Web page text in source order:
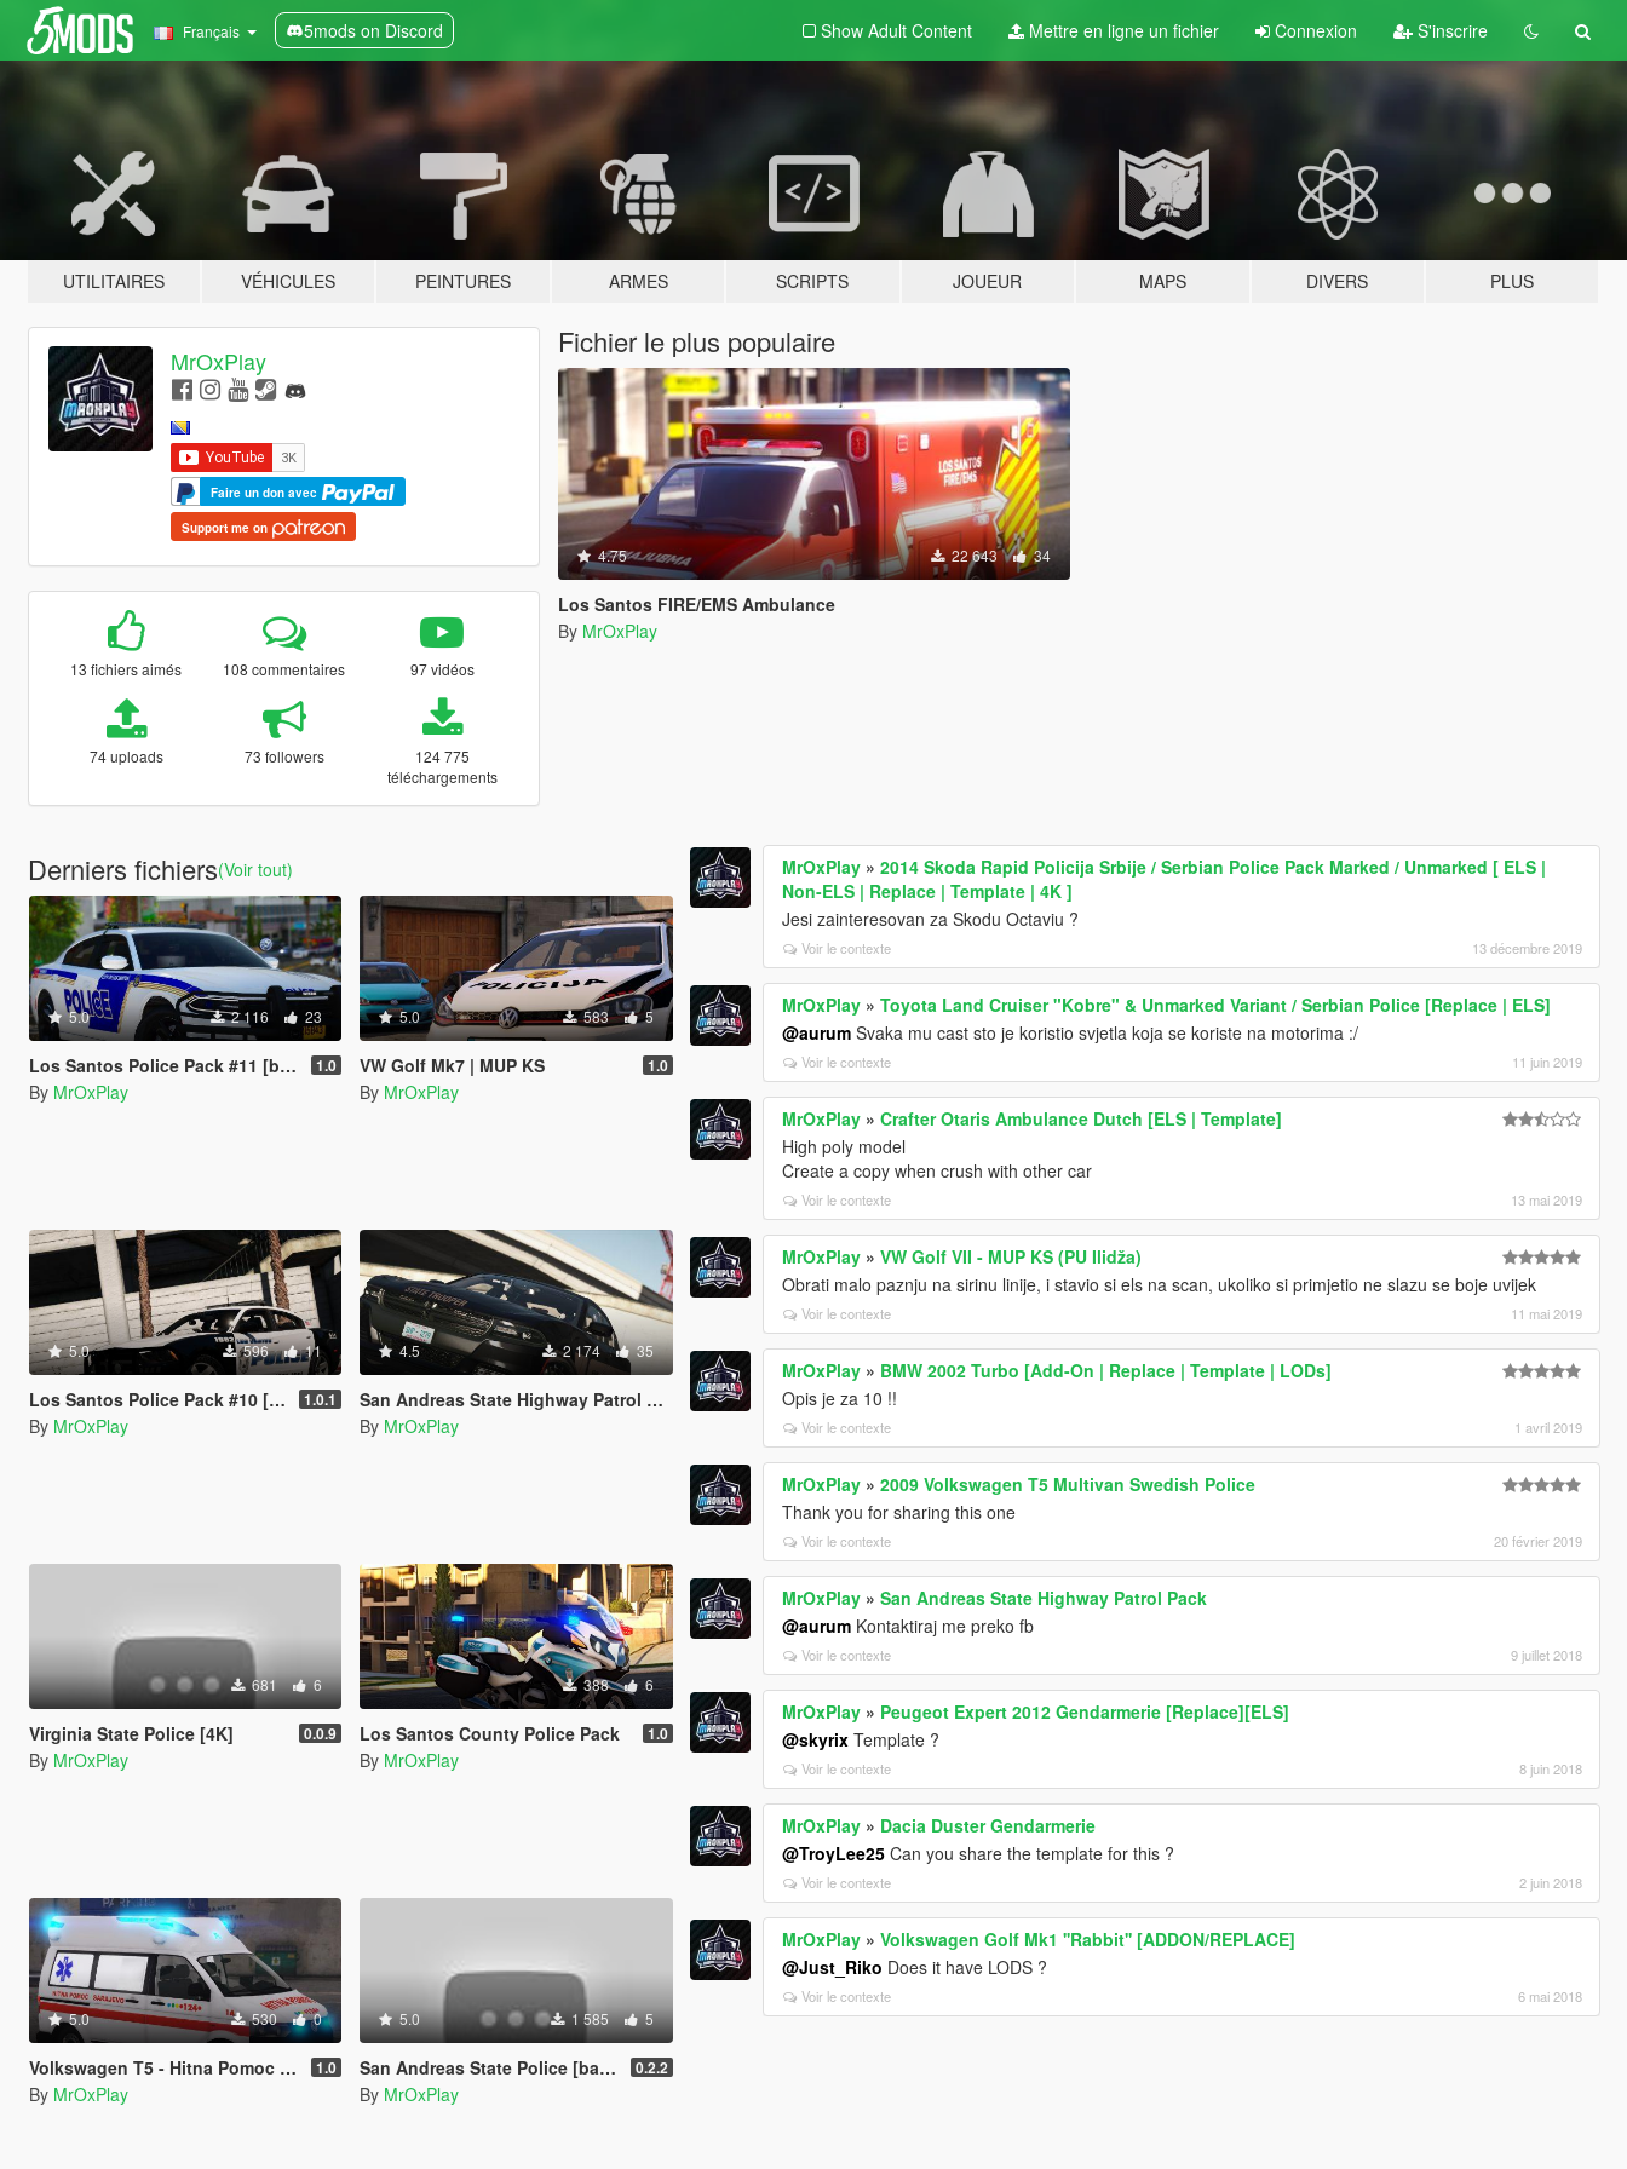
Français 5mods on Discord Show Adult Content Mettre en ligne un fichier Connexion S'inscrire
UTILITAIRES VÉHICULES PEINTURES ARMES SCRIPTS JOUEUR MAPS DIVERS PLUS
MrOxPlay
Faire un don avec
Support me on
13 fichiers aimés 108 commentaires 97 vidéos
74 uploads 73 followers
124 775
téléchargements
Fichier le plus populaire
4.75 22 643 34
Los Santos FIRE/EMS Ambulance
By MrOxPlay
Derniers fichiers(Voir tout)
5.0 2 116 23
Los Santos Police Pack #11 [based on Orlando,FL] 1.0
By MrOxPlay
5.0 583 5
VW Golf Mk7 | MUP KS 1.0
By MrOxPlay
5.0 596 11
Los Santos Police Pack #10 [based on Dallas,TX] 1.0.1
By MrOxPlay
4.5 2 174 35
San Andreas State Highway Patrol Pack
By MrOxPlay
681 6
Virginia State Police [4K] 0.0.9
By MrOxPlay
388 6
Los Santos County Police Pack 1.0
By MrOxPlay
5.0 530 0
Volkswagen T5 - Hitna Pomoc Sarajevo 1.0
By MrOxPlay
5.0 1 585 5
San Andreas State Police [based on PSP] 0.2.2
By MrOxPlay
MrOxPlay »2014 Skoda Rapid Policija Srbije / Serbian Police Pack Marked / Unmarked [ ELS |
Non-ELS | Replace | Template | 4K ]
Jesi zainteresovan za Skodu Octaviu ?
Voir le contexte 13 décembre 2019
MrOxPlay »Toyota Land Cruiser "Kobre" & Unmarked Variant / Serbian Police [Replace | ELS]
@aurum Svaka mu cast sto je koristio svjetla koja se koriste na motorima :/
Voir le contexte 11 juin 2019
MrOxPlay »Crafter Otaris Ambulance Dutch [ELS | Template]
High poly model
Create a copy when crush with other car
Voir le contexte 13 mai 2019
MrOxPlay »VW Golf VII - MUP KS (PU Ilidža)
Obrati malo paznju na sirinu linije, i stavio si els na scan, ukoliko si primjetio ne slazu se boje uvijek
Voir le contexte 11 mai 2019
MrOxPlay » BMW 2002 Turbo [Add-On | Replace | Template | LODs]
Opis je za 10 !!
Voir le contexte 1 avril 2019
MrOxPlay »2009 Volkswagen T5 Multivan Swedish Police
Thank you for sharing this one
Voir le contexte 20 février 2019
MrOxPlay »San Andreas State Highway Patrol Pack
@aurum Kontaktiraj me preko fb
Voir le contexte 9 juillet 2018
MrOxPlay » Peugeot Expert 2012 Gendarmerie [Replace][ELS]
@skyrix Template ?
Voir le contexte 8 juin 2018
MrOxPlay » Dacia Duster Gendarmerie
@TroyLee25 Can you share the template for this ?
Voir le contexte 2 juin 2018
MrOxPlay »Volkswagen Golf Mk1 ''Rabbit'' [ADDON/REPLACE]
@Just_Riko Does it have LODS ?
Voir le contexte 6 mai 2018